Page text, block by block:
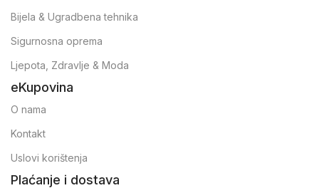
Bijela & Ugradbena tehnika
Sigurnosna oprema
Ljepota, Zdravlje & Moda
eKupovina
O nama
Kontakt
Uslovi korištenja
Plaćanje i dostava